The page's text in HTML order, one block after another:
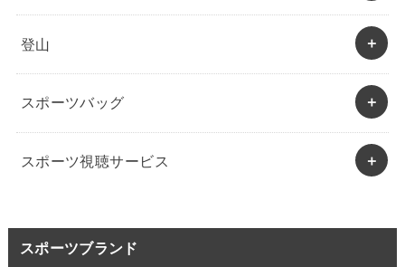
登山
スポーツバッグ
スポーツ視聴サービス
スポーツブランド